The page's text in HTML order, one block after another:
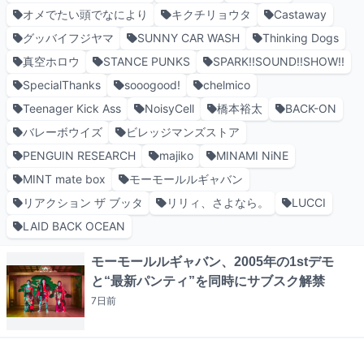
オメでたい頭でなにより
キクチリョウタ
Castaway
グッバイフジヤマ
SUNNY CAR WASH
Thinking Dogs
真空ホロウ
STANCE PUNKS
SPARK!!SOUND!!SHOW!!
SpecialThanks
sooogood!
chelmico
Teenager Kick Ass
NoisyCell 橋本裕太
BACK-ON
バレーボウイズ
ビレッジマンズストア
PENGUIN RESEARCH
majiko
MINAMI NiNE
MINT mate box
モーモールルギャバン
リアクション ザ ブッタ
リリィ、さよなら。
LUCCI
LAID BACK OCEAN
モーモールルギャバン、2005年の1stデモ
と“最新パンティ”を同時にサブスク解禁
7日前